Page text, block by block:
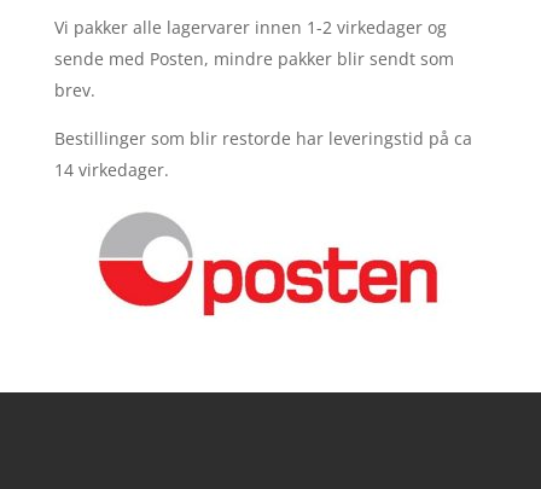
Vi pakker alle lagervarer innen 1-2 virkedager og
sende med Posten, mindre pakker blir sendt som
brev.
Bestillinger som blir restorde har leveringstid på ca
14 virkedager.